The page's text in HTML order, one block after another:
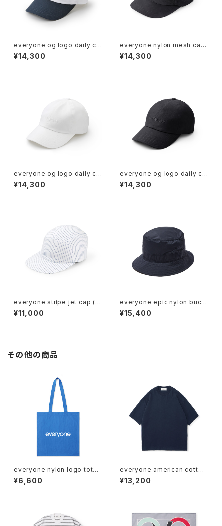
everyone og logo daily ca
p (WHITE/NAVY)
¥14,300
everyone nylon mesh cap
(BLACK)
¥14,300
everyone og logo daily ca
p (WHITE/WHITE)
¥14,300
everyone og logo daily ca
p (BLACK/BLACK)
¥14,300
everyone stripe jet cap (W
HITE/NAVY)
¥11,000
everyone epic nylon buck
et hat (NAVY)
¥15,400
その他の商品
everyone nylon logo tote
bag (BLUE)
¥6,600
everyone american cotton
tee shirt (NAVY)
¥13,200